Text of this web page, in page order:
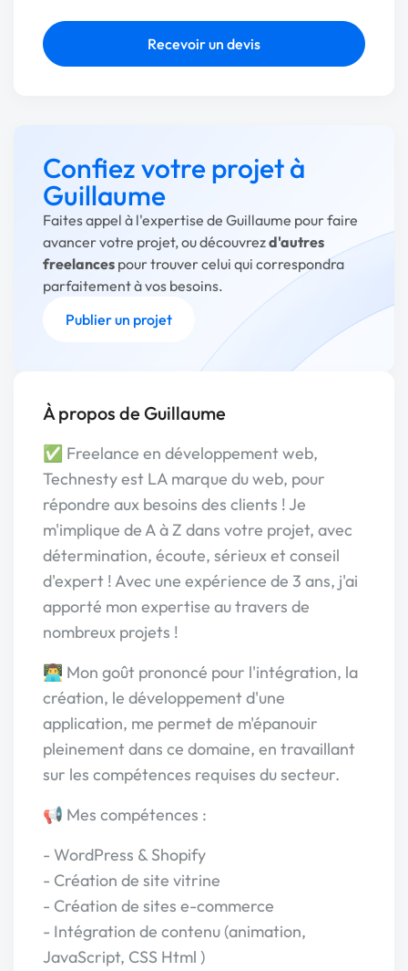
Recevoir un devis
Confiez votre projet à
Guillaume
Faites appel à l'expertise de Guillaume pour faire
avancer votre projet, ou découvrezd'autres
freelances pour trouver celui qui correspondra
parfaitement à vos besoins.
Publier un projet
À propos de Guillaume
✅️ Freelance en développement web,
Technesty est LA marque du web, pour
répondre aux besoins des clients ! Je
m'implique de A à Z dans votre projet, avec
détermination, écoute, sérieux et conseil
d'expert ! Avec une expérience de 3 ans, j'ai
apporté mon expertise au travers de
nombreux projets !
👨‍💻 Mon goût prononcé pour l'intégration, la
création, le développement d'une
application, me permet de m'épanouir
pleinement dans ce domaine, en travaillant
sur les compétences requises du secteur.
📢 Mes compétences :
- WordPress & Shopify
- Création de site vitrine
- Création de sites e-commerce
- Intégration de contenu (animation,
JavaScript, CSS Html )